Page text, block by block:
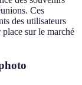
Ces
des utilisateurs
sur le marché